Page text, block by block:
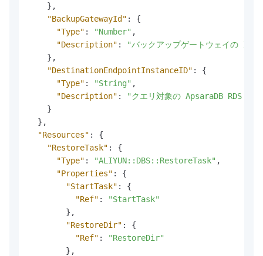
} ,
"BackupGatewayId" :
{
"Type" : "Number" ,
"Description" :
"バックアップゲートウェイの
} ,
"DestinationEndpointInstanceID" :
{
"Type" : "String" ,
"Description" :
"クエリ対象の ApsaraDB RDS イ
}
} ,
"Resources" :
{
"RestoreTask" :
{
"Type" : "ALIYUN::DBS::RestoreTask" ,
"Properties" :
{
"StartTask" :
{
"Ref" :
"StartTask"
} ,
"RestoreDir" :
{
"Ref" :
"RestoreDir"
} ,